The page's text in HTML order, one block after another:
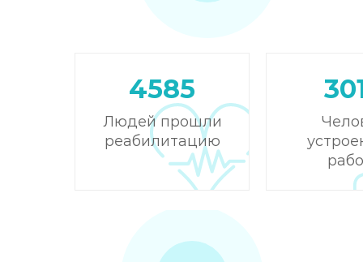
4585
Людей прошли
реабилитацию